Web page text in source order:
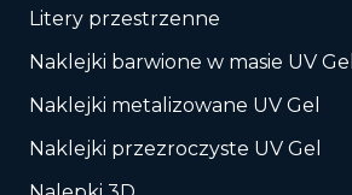
Litery przestrzenne
Naklejki barwione w masie UV Gel
Naklejki metalizowane UV Gel
Naklejki przezroczyste UV Gel